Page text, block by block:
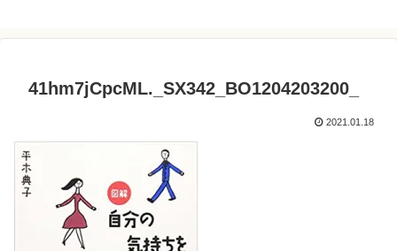
41hm7jCpcML._SX342_BO1204203200_
2021.01.18